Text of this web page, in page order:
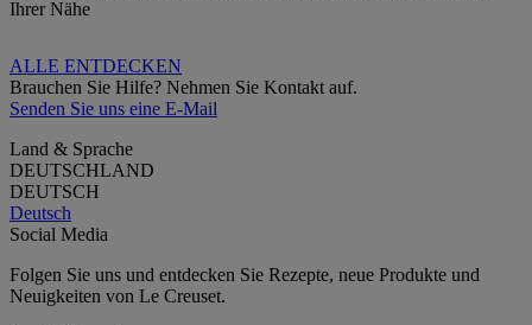
Ihrer Nähe
ALLE ENTDECKEN
Brauchen Sie Hilfe? Nehmen Sie Kontakt auf.
Senden Sie uns eine E-Mail
Land & Sprache
DEUTSCHLAND
DEUTSCH
Deutsch
Social Media
Folgen Sie uns und entdecken Sie Rezepte, neue Produkte und
Neuigkeiten von Le Creuset.